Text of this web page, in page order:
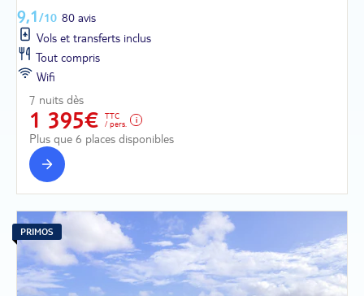
9,1/10 80 avis
Vols et transferts inclus
Tout compris
Wifi
7 nuits dès
1 395€
TTC
/ pers.
Plus que 6 places disponibles
PRIMOS